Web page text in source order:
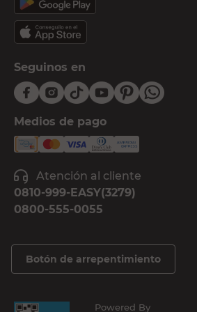
Seguinos en
Medios de pago
Atención al cliente
0810-999-EASY(3279)
0800-555-0055
Botón de arrepentimiento
Powered By